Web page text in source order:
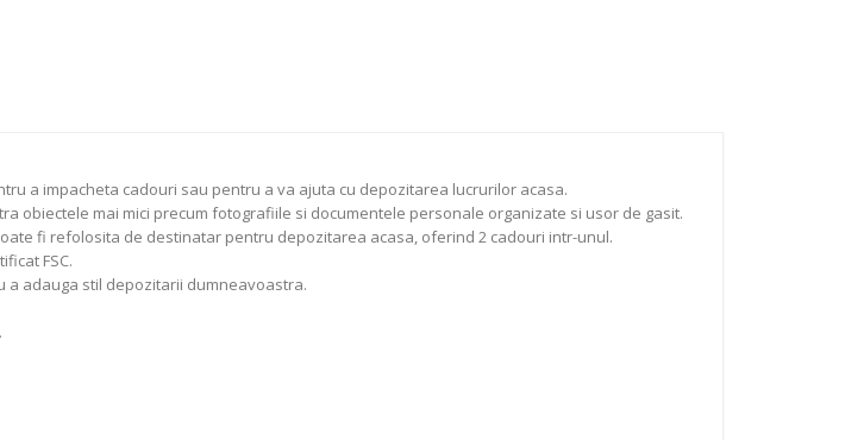
a impacheta cadouri sau pentru a va ajuta cu depozitarea lucrurilor acasa.
obiectele mai mici precum fotografiile si documentele personale organizate si usor de gasit.
fi refolosita de destinatar pentru depozitarea acasa, oferind 2 cadouri intr-unul.
FSC.
a adauga stil depozitarii dumneavoastra.